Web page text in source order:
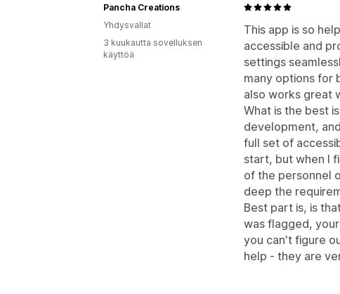
This app is so
accessible and
settings
many options for
also works great
What is the best
development,
full set of
start, but when I
of the personnel
deep the
Best part is, is
was flagged,
you can't figure
help - they are
Pancha Creations
Yhdysvallat
3 kuukautta sovelluksen
käyttöä